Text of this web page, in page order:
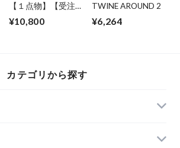
【１点物】【受注制
ダーメイド ポーチ
ープ アブサード
¥10,800
TWINE AROUND 2
¥6,264
カテゴリから探す